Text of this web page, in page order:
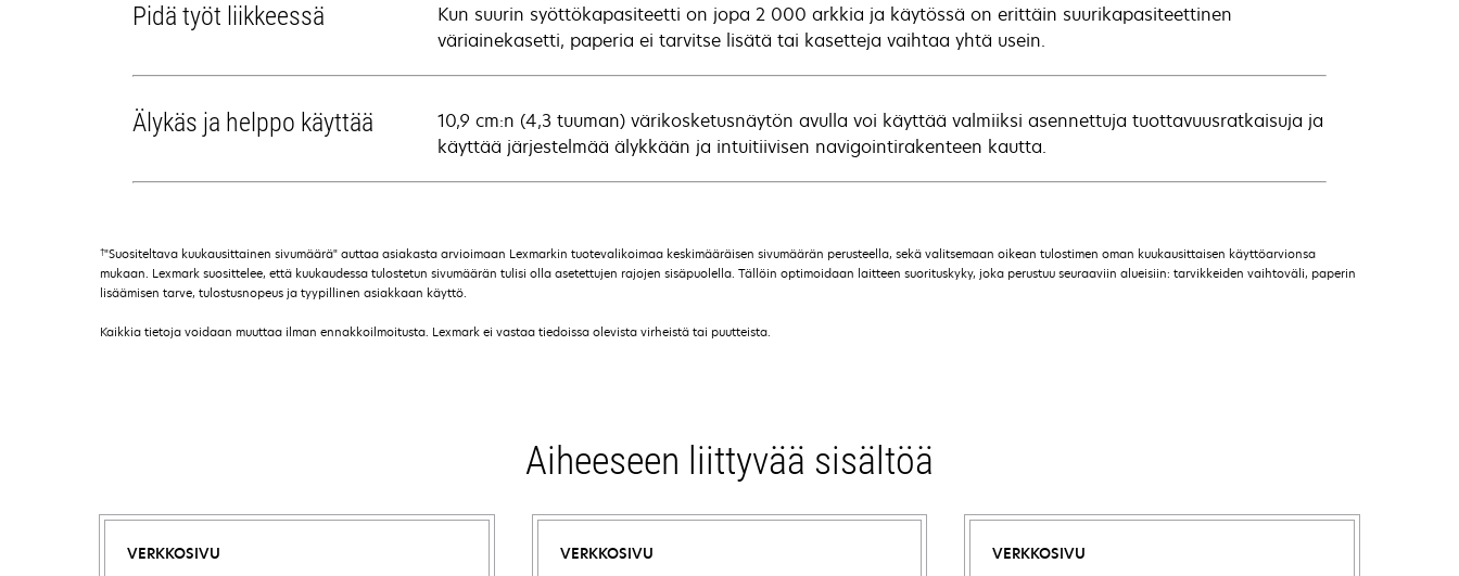
Pidä työt liikkeessä
Kun suurin syöttökapasiteetti on jopa 2 000 arkkia ja käytössä on erittäin suurikapasiteettinen
väriainekasetti, paperia ei tarvitse lisätä tai kasetteja vaihtaa yhtä usein.
Älykäs ja helppo käyttää
10,9 cm:n (4,3 tuuman) värikosketusnäytön avulla voi käyttää valmiiksi asennettuja tuottavuusratkaisuja ja
käyttää järjestelmää älykkään ja intuitiivisen navigointirakenteen kautta.
†"Suositeltava kuukausittainen sivumäärä" auttaa asiakasta arvioimaan Lexmarkin tuotevalikoimaa keskimääräisen sivumäärän perusteella, sekä valitsemaan oikean tulostimen oman kuukausittaisen käyttöarvionsa
mukaan. Lexmark suosittelee, että kuukaudessa tulostetun sivumäärän tulisi olla asetettujen rajojen sisäpuolella. Tällöin optimoidaan laitteen suorituskyky, joka perustuu seuraaviin alueisiin: tarvikkeiden vaihtoväli, paperin
lisäämisen tarve, tulostusnopeus ja tyypillinen asiakkaan käyttö.
Kaikkia tietoja voidaan muuttaa ilman ennakkoilmoitusta. Lexmark ei vastaa tiedoissa olevista virheistä tai puutteista.
Aiheeseen liittyvää sisältöä
VERKKOSIVU VERKKOSIVU VERKKOSIVU